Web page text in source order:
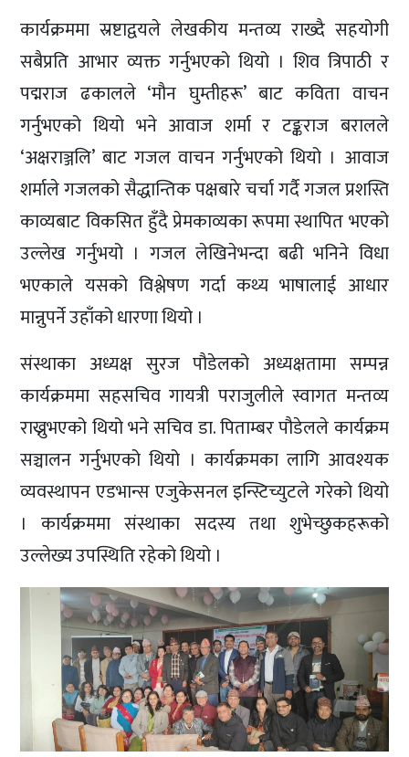
कार्यक्रममा स्रष्टाद्वयले लेखकीय मन्तव्य राख्दै सहयोगी
सबैप्रति आभार व्यक्त गर्नुभएको थियो । शिव त्रिपाठी र
पद्मराज ढकालले ‘मौन घुम्तीहरू’ बाट कविता वाचन
गर्नुभएको थियो भने आवाज शर्मा र टङ्कराज बरालले
‘अक्षराञ्जलि’ बाट गजल वाचन गर्नुभएको थियो । आवाज
शर्माले गजलको सैद्धान्तिक पक्षबारे चर्चा गर्दै गजल प्रशस्ति
काव्यबाट विकसित हुँदै प्रेमकाव्यका रूपमा स्थापित भएको
उल्लेख गर्नुभयो । गजल लेखिनेभन्दा बढी भनिने विधा
भएकाले यसको विश्लेषण गर्दा कथ्य भाषालाई आधार
मान्नुपर्ने उहाँको धारणा थियो ।
संस्थाका अध्यक्ष सुरज पौडेलको अध्यक्षतामा सम्पन्न
कार्यक्रममा सहसचिव गायत्री पराजुलीले स्वागत मन्तव्य
राख्नुभएको थियो भने सचिव डा. पिताम्बर पौडेलले कार्यक्रम
सञ्चालन गर्नुभएको थियो । कार्यक्रमका लागि आवश्यक
व्यवस्थापन एडभान्स एजुकेसनल इन्स्टिच्युटले गरेको थियो
। कार्यक्रममा संस्थाका सदस्य तथा शुभेच्छुकहरूको
उल्लेख्य उपस्थिति रहेको थियो ।